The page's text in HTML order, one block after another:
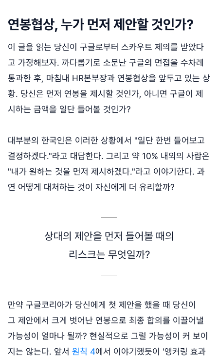
연봉협상, 누가 먼저 제안할 것인가?
이 글을 읽는 당신이 구글로부터 스카우트 제의를 받았다
고 가정해보자. 까다롭기로 소문난 구글의 면접을 수차례
통과한 후, 마침내 HR본부장과 연봉협상을 앞두고 있는 상
황. 당신은 먼저 연봉을 제시할 것인가, 아니면 구글이 제
시하는 금액을 일단 들어볼 것인가?
대부분의 한국인은 이러한 상황에서 "일단 한번 들어보고
결정하겠다."라고 대답한다. 그리고 약 10% 내외의 사람은
"내가 원하는 것을 먼저 제시하겠다."라고 이야기한다. 과
연 어떻게 대처하는 것이 자신에게 더 유리할까?
상대의 제안을 먼저 들어볼 때의
리스크는 무엇일까?
만약 구글코리아가 당신에게 첫 제안을 했을 때 당신이
그 제안에서 크게 벗어난 연봉으로 최종 합의를 이끌어낼
가능성이 얼마나 될까? 현실적으로 그럴 가능성이 커 보이
지는 않는다. 앞서 원칙 4에서 이야기했듯이 '앵커링 효과